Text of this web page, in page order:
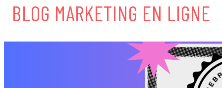
BLOG MARKETING EN LIGNE